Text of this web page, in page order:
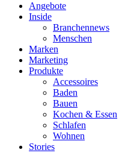
Angebote
Inside
Branchennews
Menschen
Marken
Marketing
Produkte
Accessoires
Baden
Bauen
Kochen & Essen
Schlafen
Wohnen
Stories